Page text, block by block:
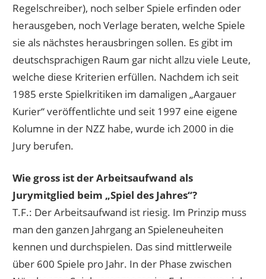
Regelschreiber), noch selber Spiele erfinden oder
herausgeben, noch Verlage beraten, welche Spiele
sie als nächstes herausbringen sollen. Es gibt im
deutschsprachigen Raum gar nicht allzu viele Leute,
welche diese Kriterien erfüllen. Nachdem ich seit
1985 erste Spielkritiken im damaligen „Aargauer
Kurier“ veröffentlichte und seit 1997 eine eigene
Kolumne in der NZZ habe, wurde ich 2000 in die
Jury berufen.
Wie gross ist der Arbeitsaufwand als
Jurymitglied beim „Spiel des Jahres“?
T.F.: Der Arbeitsaufwand ist riesig. Im Prinzip muss
man den ganzen Jahrgang an Spieleneuheiten
kennen und durchspielen. Das sind mittlerweile
über 600 Spiele pro Jahr. In der Phase zwischen